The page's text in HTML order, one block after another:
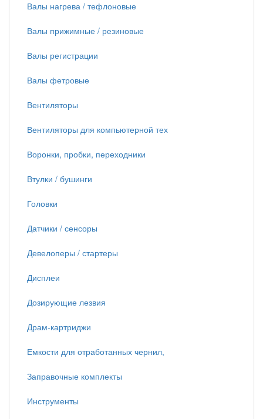
Валы нагрева / тефлоновые
Валы прижимные / резиновые
Валы регистрации
Валы фетровые
Вентиляторы
Вентиляторы для компьютерной тех
Воронки, пробки, переходники
Втулки / бушинги
Головки
Датчики / сенсоры
Девелоперы / стартеры
Дисплеи
Дозирующие лезвия
Драм-картриджи
Емкости для отработанных чернил,
Заправочные комплекты
Инструменты